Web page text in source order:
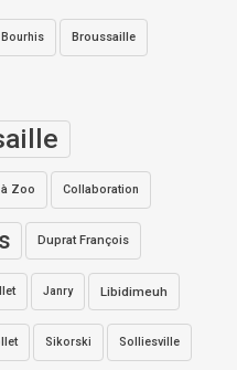
Bourhis Broussaille
Zoo Collaboration
Duprat François
Janry Libidimeuh
Sikorski Solliesville